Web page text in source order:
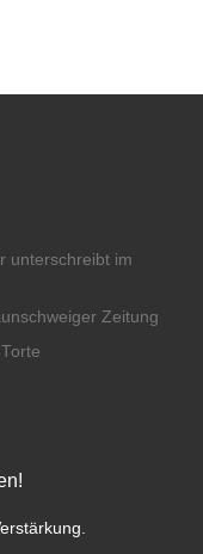
unterschreibt im
Zeitung